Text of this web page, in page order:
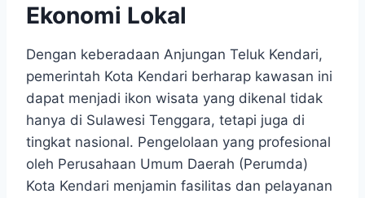
Ekonomi Lokal
Dengan keberadaan Anjungan Teluk Kendari,
pemerintah Kota Kendari berharap kawasan ini
dapat menjadi ikon wisata yang dikenal tidak
hanya di Sulawesi Tenggara, tetapi juga di
tingkat nasional. Pengelolaan yang profesional
oleh Perusahaan Umum Daerah (Perumda)
Kota Kendari menjamin fasilitas dan pelayanan